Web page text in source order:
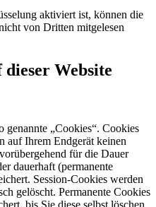
aktiviert ist, können die
von Dritten mitgelesen
dieser Website
genannte „Cookies“. Cookies
auf Ihrem Endgerät keinen
für die Dauer
dauerhaft (permanente
Session-Cookies werden
gelöscht. Permanente Cookies